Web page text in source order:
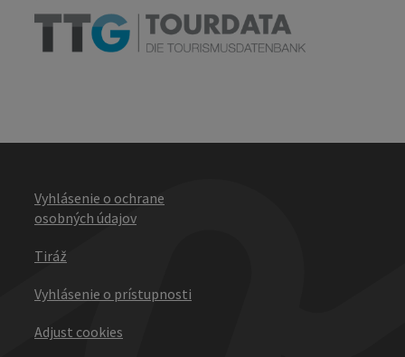
Vyhlásenie o ochrane
osobných údajov
Tiráž
Vyhlásenie o prístupnosti
Adjust cookies